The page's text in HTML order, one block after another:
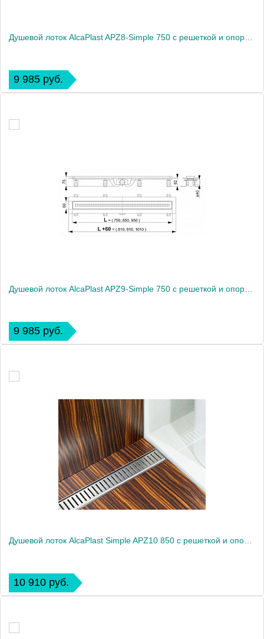
9 985 руб.
9 985 руб.
10 910 руб.